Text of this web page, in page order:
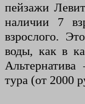
пейзажи
наличии 7
взрослого.
воды, как в
тура (от 2000